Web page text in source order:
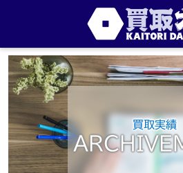
買取実績